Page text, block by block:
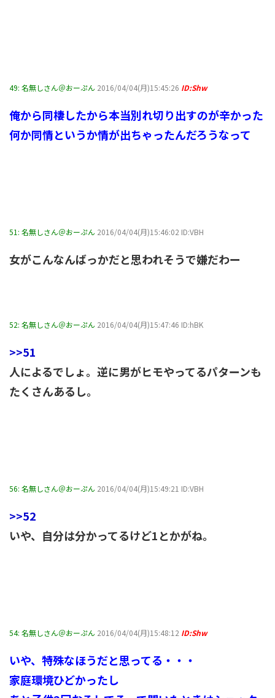
49: 名無しさん＠おーぷん 2016/04/04(月)15:45:26 ID:Shw
俺から同棲したから本当別れ切り出すのが辛かった
何か同情というか情が出ちゃったんだろうなって
51: 名無しさん＠おーぷん 2016/04/04(月)15:46:02 ID:VBH
女がこんなんばっかだと思われそうで嫌だわー
52: 名無しさん＠おーぷん 2016/04/04(月)15:47:46 ID:hBK
>>51
人によるでしょ。逆に男がヒモやってるパターンも
たくさんあるし。
56: 名無しさん＠おーぷん 2016/04/04(月)15:49:21 ID:VBH
>>52
いや、自分は分かってるけど1とかがね。
54: 名無しさん＠おーぷん 2016/04/04(月)15:48:12 ID:Shw
いや、特殊なほうだと思ってる・・・
家庭環境ひどかったし